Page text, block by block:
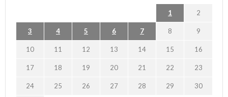
1 2
3 4 5 6 7 8 9
10 11 12 13 14 15 16
17 18 19 20 21 22 23
24 25 26 27 28 29 30